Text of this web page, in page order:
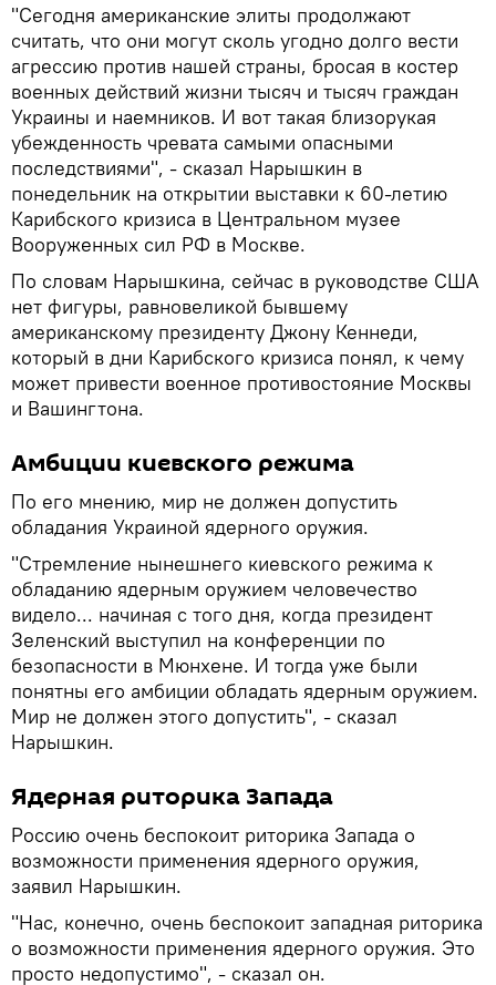
"Сегодня американские элиты продолжают
считать, что они могут сколь угодно долго вести
агрессию против нашей страны, бросая в костер
военных действий жизни тысяч и тысяч граждан
Украины и наемников. И вот такая близорукая
убежденность чревата самыми опасными
последствиями", - сказал Нарышкин в
понедельник на открытии выставки к 60-летию
Карибского кризиса в Центральном музее
Вооруженных сил РФ в Москве.
По словам Нарышкина, сейчас в руководстве США
нет фигуры, равновеликой бывшему
американскому президенту Джону Кеннеди,
который в дни Карибского кризиса понял, к чему
может привести военное противостояние Москвы
и Вашингтона.
Амбиции киевского режима
По его мнению, мир не должен допустить
обладания Украиной ядерного оружия.
"Стремление нынешнего киевского режима к
обладанию ядерным оружием человечество
видело... начиная с того дня, когда президент
Зеленский выступил на конференции по
безопасности в Мюнхене. И тогда уже были
понятны его амбиции обладать ядерным оружием.
Мир не должен этого допустить", - сказал
Нарышкин.
Ядерная риторика Запада
Россию очень беспокоит риторика Запада о
возможности применения ядерного оружия,
заявил Нарышкин.
"Нас, конечно, очень беспокоит западная риторика
о возможности применения ядерного оружия. Это
просто недопустимо", - сказал он.